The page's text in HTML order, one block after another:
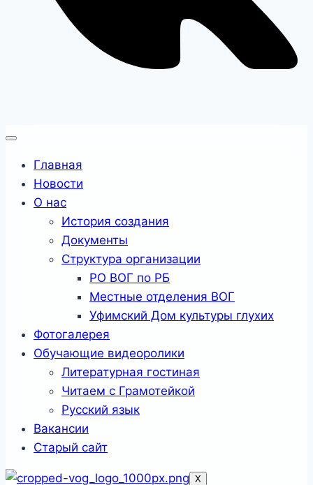
Главная
Новости
О нас
История создания
Документы
Структура организации
РО ВОГ по РБ
Местные отделения ВОГ
Уфимский Дом культуры глухих
Фотогалерея
Обучающие видеоролики
Литературная гостиная
Читаем с Грамотейкой
Русский язык
Вакансии
Старый сайт
X